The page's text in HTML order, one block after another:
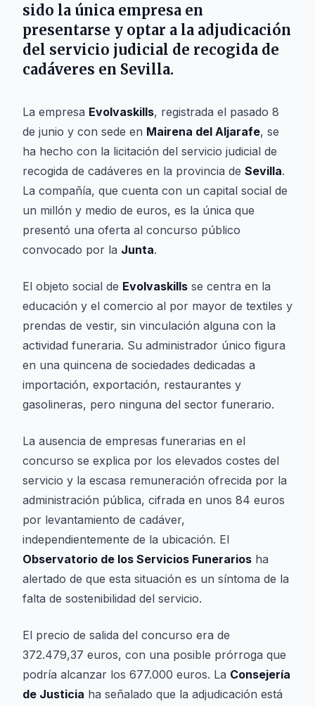
sido la única empresa en
presentarse y optar a la adjudicación
del servicio judicial de recogida de
cadáveres en Sevilla.
La empresa Evolvaskills, registrada el pasado 8
de junio y con sede en Mairena del Aljarafe, se
ha hecho con la licitación del servicio judicial de
recogida de cadáveres en la provincia de Sevilla.
La compañía, que cuenta con un capital social de
un millón y medio de euros, es la única que
presentó una oferta al concurso público
convocado por la Junta.
El objeto social de Evolvaskills se centra en la
educación y el comercio al por mayor de textiles y
prendas de vestir, sin vinculación alguna con la
actividad funeraria. Su administrador único figura
en una quincena de sociedades dedicadas a
importación, exportación, restaurantes y
gasolineras, pero ninguna del sector funerario.
La ausencia de empresas funerarias en el
concurso se explica por los elevados costes del
servicio y la escasa remuneración ofrecida por la
administración pública, cifrada en unos 84 euros
por levantamiento de cadáver,
independientemente de la ubicación. El
Observatorio de los Servicios Funerarios ha
alertado de que esta situación es un síntoma de la
falta de sostenibilidad del servicio.
El precio de salida del concurso era de
372.479,37 euros, con una posible prórroga que
podría alcanzar los 677.000 euros. La Consejería
de Justicia ha señalado que la adjudicación está